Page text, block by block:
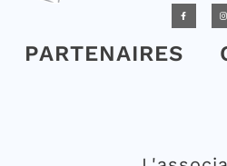
PARTENAIRES